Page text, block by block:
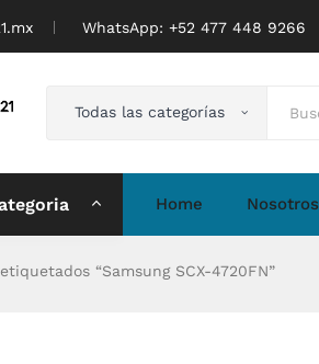
WhatsApp: ‪+52 477 448 9266
Todas las categorías
Home Nosotros
“Samsung SCX-4720FN”